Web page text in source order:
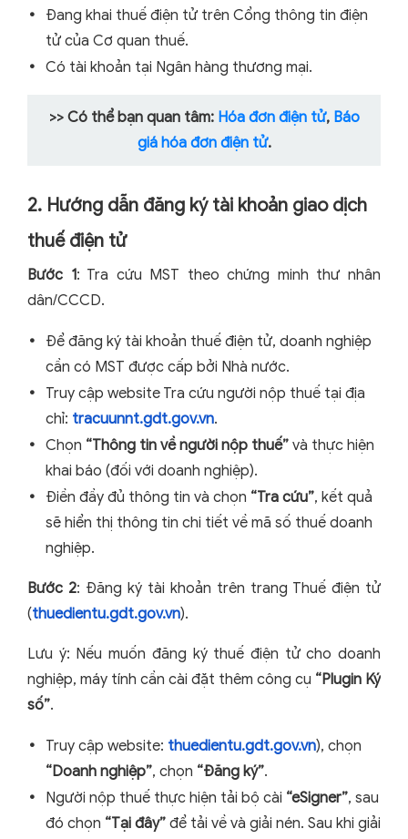
Đang khai thuế điện tử trên Cổng thông tin điện
tử của Cơ quan thuế.
Có tài khoản tại Ngân hàng thương mại.
>> Có thể bạn quan tâm: Hóa đơn điện tử, Báo
giá hóa đơn điện tử.
2. Hướng dẫn đăng ký tài khoản giao dịch
thuế điện tử
Bước 1: Tra cứu MST theo chứng minh thư nhân
dân/CCCD.
Để đăng ký tài khoản thuế điện tử, doanh nghiệp
cần có MST được cấp bởi Nhà nước.
Truy cập website Tra cứu người nộp thuế tại địa
chỉ: tracuunnt.gdt.gov.vn.
Chọn “Thông tin về người nộp thuế” và thực hiện
khai báo (đối với doanh nghiệp).
Điền đầy đủ thông tin và chọn “Tra cứu”, kết quả
sẽ hiển thị thông tin chi tiết về mã số thuế doanh
nghiệp.
Bước 2: Đăng ký tài khoản trên trang Thuế điện tử
(thuedientu.gdt.gov.vn).
Lưu ý: Nếu muốn đăng ký thuế điện tử cho doanh
nghiệp, máy tính cần cài đặt thêm công cụ “Plugin Ký
số”.
Truy cập website: thuedientu.gdt.gov.vn), chọn
“Doanh nghiệp”, chọn “Đăng ký”.
Người nộp thuế thực hiện tải bộ cài “eSigner”, sau
đó chọn “Tại đây” để tải về và giải nén. Sau khi giải